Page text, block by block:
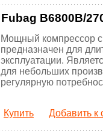
Fubag B6800B/
Мощный компрессор
предназначен для
эксплуатации.
для небольших
регулярную
Купить Добавить к